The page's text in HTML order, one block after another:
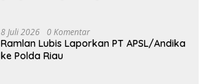
8 Juli 2026 0 Komentar
Ramlan Lubis Laporkan PT APSL/Andika
ke Polda Riau